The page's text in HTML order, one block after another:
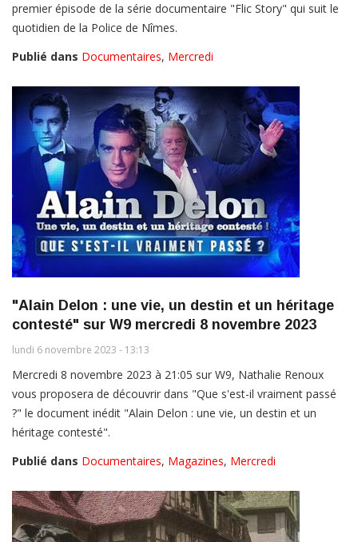
premier épisode de la série documentaire "Flic Story" qui suit le
quotidien de la Police de Nîmes.
Publié dans Documentaires, Mercredi
"Alain Delon : une vie, un destin et un héritage
contesté" sur W9 mercredi 8 novembre 2023
lundi 6 novembre 2023 - 13:13
Mercredi 8 novembre 2023 à 21:05 sur W9, Nathalie Renoux
vous proposera de découvrir dans "Que s'est-il vraiment passé
?" le document inédit "Alain Delon : une vie, un destin et un
héritage contesté".
Publié dans Documentaires, Magazines, Mercredi